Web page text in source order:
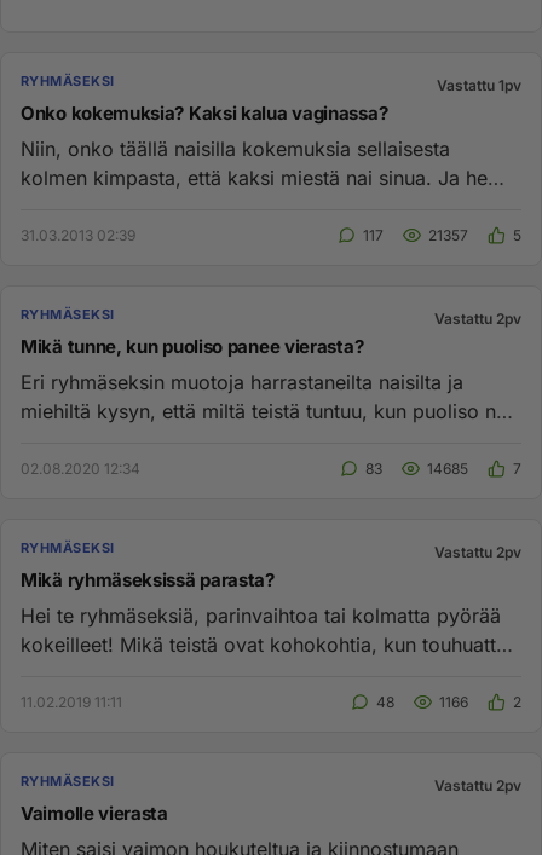
RYHMÄSEKSI Vastattu 1pv
Onko kokemuksia? Kaksi kalua vaginassa?
Niin, onko täällä naisilla kokemuksia sellaisesta
kolmen kimpasta, että kaksi miestä nai sinua. Ja he
31.03.2013 02:39 117 21357 5
RYHMÄSEKSI Vastattu 2pv
Mikä tunne, kun puoliso panee vierasta?
Eri ryhmäseksin muotoja harrastaneilta naisilta ja
miehiltä kysyn, että miltä teistä tuntuu, kun puoliso nai
02.08.2020 12:34 83 14685 7
RYHMÄSEKSI Vastattu 2pv
Mikä ryhmäseksissä parasta?
Hei te ryhmäseksiä, parinvaihtoa tai kolmatta pyörää
kokeilleet! Mikä teistä ovat kohokohtia, kun touhuatte
11.02.2019 11:11 48 1166 2
RYHMÄSEKSI Vastattu 2pv
Vaimolle vierasta
Miten saisi vaimon houkuteltua ja kiinnostumaan